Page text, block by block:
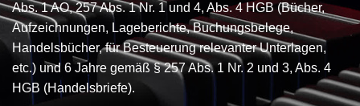
Abs. 1 AO, 257 Abs. 1 Nr. 1 und 4, Abs. 4 HGB (Bücher,
Aufzeichnungen, Lageberichte, Buchungsbelege,
Handelsbücher, für Besteuerung relevanter Unterlagen,
etc.) und 6 Jahre gemäß § 257 Abs. 1 Nr. 2 und 3, Abs. 4
HGB (Handelsbriefe).